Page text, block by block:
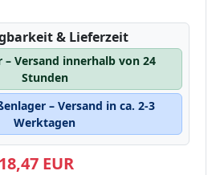
& Lieferzeit
– Versand innerhalb von 24
Stunden
– Versand in ca. 2-3
Werktagen
18,47 EUR